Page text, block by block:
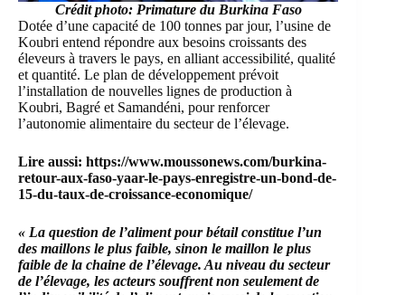
Crédit photo: Primature du Burkina Faso
Dotée d’une capacité de 100 tonnes par jour, l’usine de
Koubri entend répondre aux besoins croissants des
éleveurs à travers le pays, en alliant accessibilité, qualité
et quantité. Le plan de développement prévoit
l’installation de nouvelles lignes de production à
Koubri, Bagré et Samandéni, pour renforcer
l’autonomie alimentaire du secteur de l’élevage.
Lire aussi: https://www.moussonews.com/burkina-
retour-aux-faso-yaar-le-pays-enregistre-un-bond-de-
15-du-taux-de-croissance-economique/
« La question de l’aliment pour bétail constitue l’un
des maillons le plus faible, sinon le maillon le plus
faible de la chaine de l’élevage. Au niveau du secteur
de l’élevage, les acteurs souffrent non seulement de